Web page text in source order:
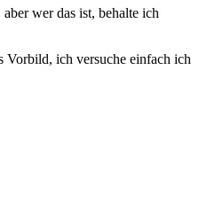
wer das ist, behalte ich
ich versuche einfach ich